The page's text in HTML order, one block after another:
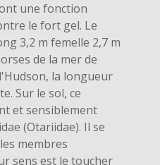
une fonction
le fort gel. Le
3,2 m femelle 2,7 m
de la mer de
la longueur
Sur le sol, ce
et sensiblement
(Otariidae). Il se
membres
sens est le toucher